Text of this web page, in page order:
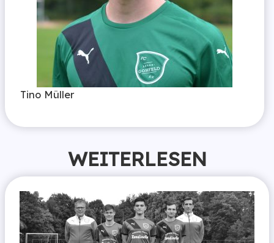
Tino Müller
WEITERLESEN